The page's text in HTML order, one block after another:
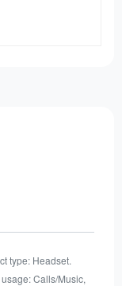
type: Headset.
Calls/Music,